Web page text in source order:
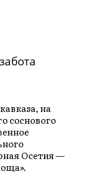
на
соснового
Осетия­ —